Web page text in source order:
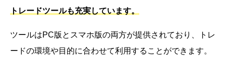
トレードツールも充実しています。
ツールはPC版とスマホ版の両方が提供されており、トレ
ードの環境や目的に合わせて利用することができます。